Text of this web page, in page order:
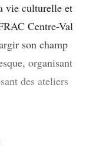
vie culturelle et
Centre-Val
son champ
organisant
des ateliers